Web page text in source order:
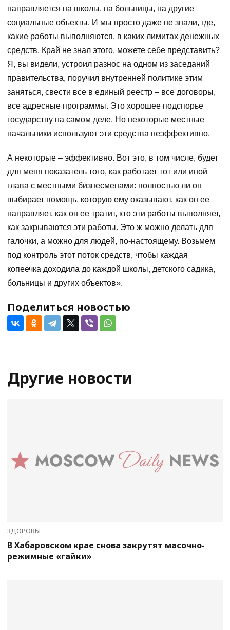
направляется на школы, на больницы, на другие
социальные объекты. И мы просто даже не знали, где,
какие работы выполняются, в каких лимитах денежных
средств. Край не знал этого, можете себе представить?
Я, вы видели, устроил разнос на одном из заседаний
правительства, поручил внутренней политике этим
заняться, свести все в единый реестр – все договоры,
все адресные программы. Это хорошее подспорье
государству на самом деле. Но некоторые местные
начальники используют эти средства неэффективно.
А некоторые – эффективно. Вот это, в том числе, будет
для меня показатель того, как работает тот или иной
глава с местными бизнесменами: полностью ли он
выбирает помощь, которую ему оказывают, как он ее
направляет, как он ее тратит, кто эти работы выполняет,
как закрываются эти работы. Это ж можно делать для
галочки, а можно для людей, по-настоящему. Возьмем
под контроль этот поток средств, чтобы каждая
копеечка доходила до каждой школы, детского садика,
больницы и других объектов».
Поделиться новостью
Другие новости
ЗДОРОВЬЕ
В Хабаровском крае снова закрутят масочно-
режимные «гайки»